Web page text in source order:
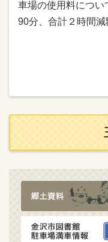
車場の使用料につい
90分、合計２時間減